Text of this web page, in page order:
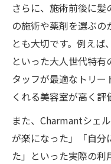
さらに、施術前後に
の施術や薬剤を選ぶの
とも大切です。例えば
といった大人世代特
タッフが最適なトリー
くれる美容室が高く評
また、Charmantシェ
が楽になった」「自分
た」といった実際の